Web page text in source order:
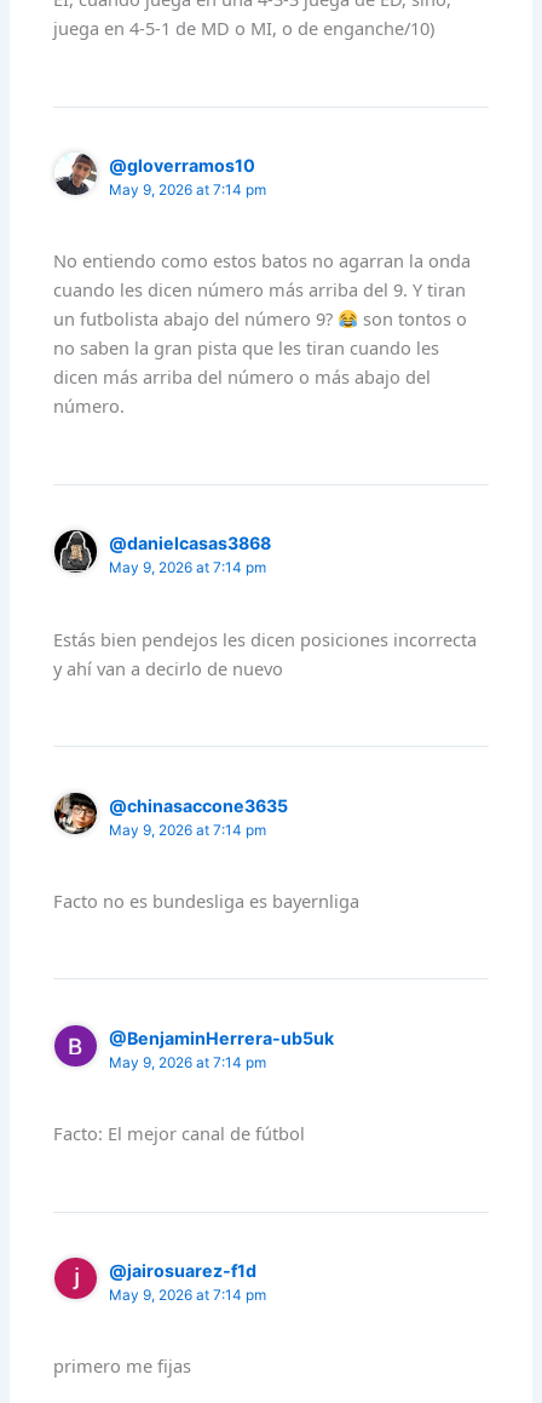
juega en 4-5-1 de MD o MI, o de enganche/10)
@gloverramos10
May 9, 2026 at 7:14 pm
No entiendo como estos batos no agarran la onda
cuando les dicen número más arriba del 9. Y tiran
un futbolista abajo del número 9?
son tontos o
no saben la gran pista que les tiran cuando les
dicen más arriba del número o más abajo del
número.
@danielcasas3868
May 9, 2026 at 7:14 pm
Estás bien pendejos les dicen posiciones incorrecta
y ahí van a decirlo de nuevo
@chinasaccone3635
May 9, 2026 at 7:14 pm
Facto no es bundesliga es bayernliga
@BenjaminHerrera-ub5uk
May 9, 2026 at 7:14 pm
Facto: El mejor canal de fútbol
@jairosuarez-f1d
May 9, 2026 at 7:14 pm
primero me fijas